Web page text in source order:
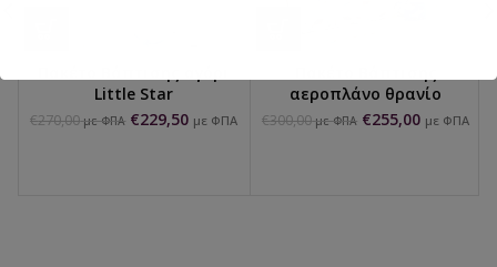
Little Star
€270,00 με ΦΠΑ €229,50 με ΦΠΑ
αεροπλάνο θρανίο
€300,00 με ΦΠΑ €255,00 με ΦΠΑ